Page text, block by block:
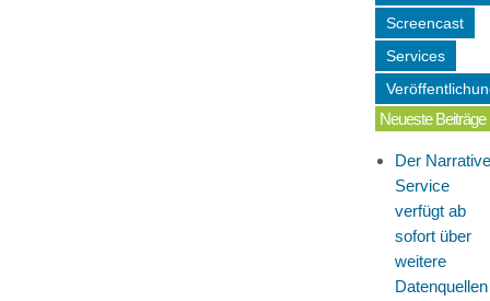
Screencast
Services
Neueste Beiträge
Der Narrative
Service
verfügt ab
sofort über
weitere
Datenquellen